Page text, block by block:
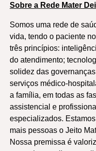
Sobre a Rede Mater
Somos uma rede de
vida, tendo o paciente
três princípios:
do atendimento;
solidez das
serviços médico-
a família, em todas as
assistencial e
especializados.
mais pessoas o Jeito
Nossa premissa é